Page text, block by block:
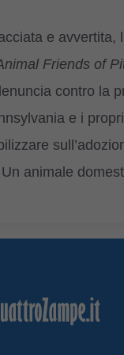
e avvertita,
Friends of
contro la
e i
animale